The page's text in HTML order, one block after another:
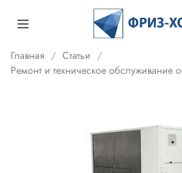
Главная
Статьи
Ремонт и техническое обслуживание